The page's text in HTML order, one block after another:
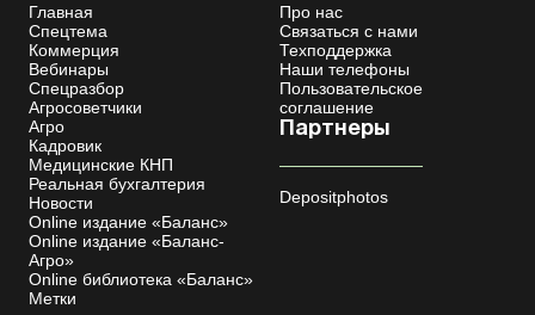
Главная
Спецтема
Коммерция
Вебинары
Спецразбор
Агросоветчики
Агро
Кадровик
Медицинские КНП
Реальная бухгалтерия
Новости
Online издание «Баланс»
Online издание «Баланс-
Агро»
Online библиотека «Баланс»
Метки
Про нас
Связаться с нами
Техподдержка
Наши телефоны
Пользовательское
соглашение
Партнеры
Depositphotos